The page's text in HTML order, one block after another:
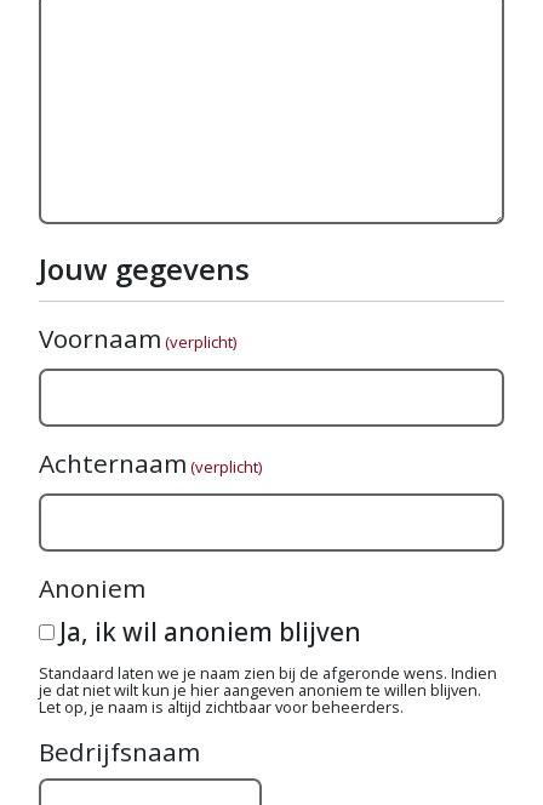
Jouw gegevens
Voornaam (verplicht)
Achternaam (verplicht)
Anoniem
Ja, ik wil anoniem blijven
Standaard laten we je naam zien bij de afgeronde wens. Indien
je dat niet wilt kun je hier aangeven anoniem te willen blijven.
Let op, je naam is altijd zichtbaar voor beheerders.
Bedrijfsnaam